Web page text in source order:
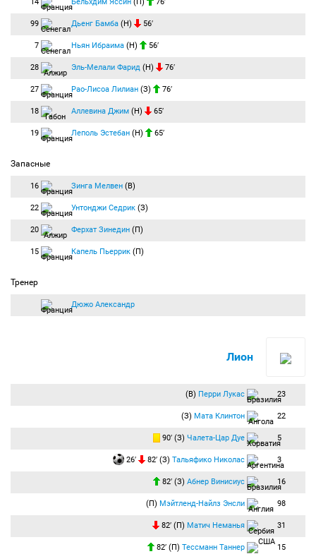
99 Дьенг Бамба (Н) 56′
7 Ньян Ибраима (Н) 56′
28 Эль-Мелали Фарид (Н) 76′
27 Рао-Лисоа Лилиан (З) 76′
18 Аллевина Джим (Н) 65′
19 Леполь Эстебан (Н) 65′
Запасные
16 Зинга Мелвен (В)
22 Унтонджи Седрик (З)
20 Ферхат Зинедин (П)
15 Капель Пьеррик (П)
Тренер
Дюжо Александр
Лион
(В) Перри Лукас 23
(З) Мата Клинтон 22
90′ (З) Чалета-Цар Дуе 5
26′ 82′ (З) Тальяфико Николас 3
82′ (З) Абнер Винисиус 16
(П) Мэйтленд-Найлз Энсли 98
82′ (П) Матич Неманья 31
82′ (П) Тессманн Таннер 15